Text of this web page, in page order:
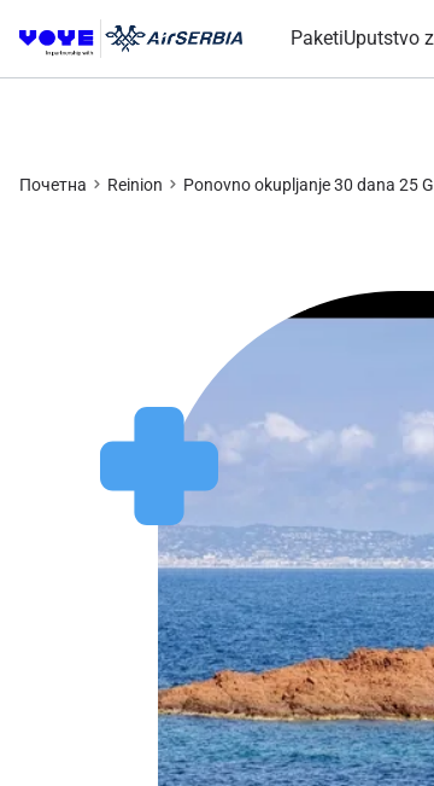
PaketiUputstvo
Почетна Reinion Ponovno okupljanje 30 dana 25